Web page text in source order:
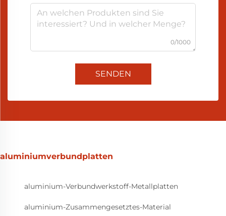
0/1000
SENDEN
aluminiumverbundplatten
aluminium-Verbundwerkstoff-Metallplatten
aluminium-Zusammengesetztes-Material